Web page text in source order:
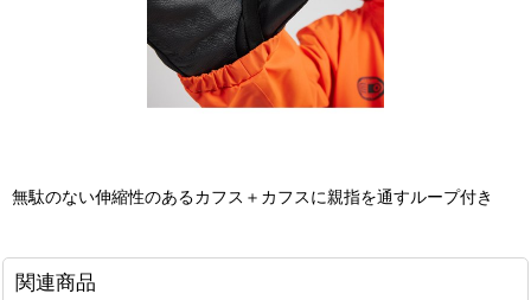
無駄のない伸縮性のあるカフス＋カフスに親指を通すループ付き
関連商品